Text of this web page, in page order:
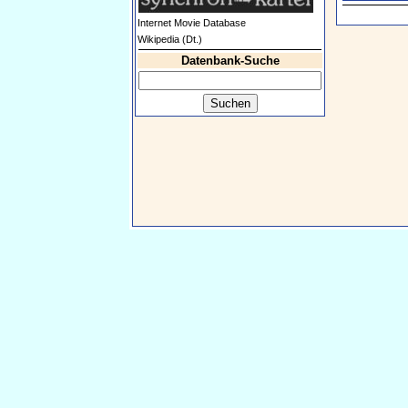
Internet Movie Database
Wikipedia (Dt.)
Datenbank-Suche